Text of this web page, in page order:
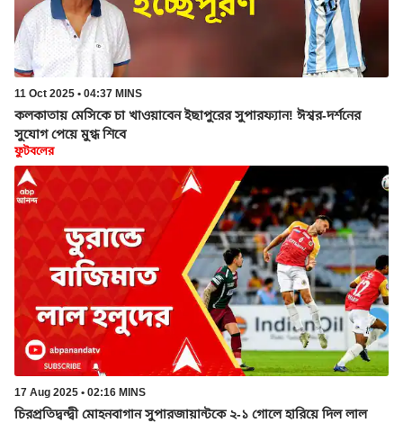
11 Oct 2025 • 04:37 MINS
কলকাতায় মেসিকে চা খাওয়াবেন ইছাপুরের সুপারফ্যান! ঈশ্বর-দর্শনের
সুযোগ পেয়ে মুগ্ধ শিবে
ফুটবলের
17 Aug 2025 • 02:16 MINS
চিরপ্রতিদ্বন্দ্বী মোহনবাগান সুপারজায়ান্টকে ২-১ গোলে হারিয়ে দিল লাল